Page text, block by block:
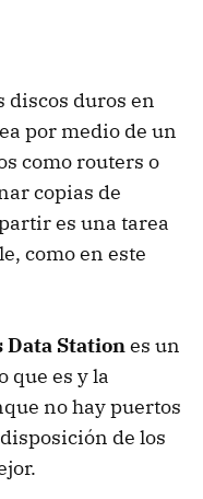
discos duros en
por medio de un
como routers o
copias de
es una tarea
como en este
Data Stationes un
que es y la
no hay puertos
de los